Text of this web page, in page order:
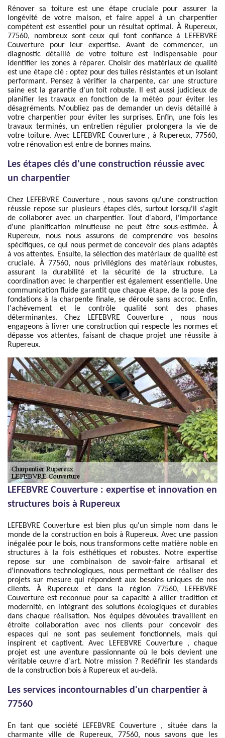
Rénover sa toiture est une étape cruciale pour assurer la
longévité de votre maison, et faire appel à un charpentier
compétent est essentiel pour un résultat optimal. À Rupereux,
77560, nombreux sont ceux qui font confiance à LEFEBVRE
Couverture pour leur expertise. Avant de commencer, un
diagnostic détaillé de votre toiture est indispensable pour
identifier les zones à réparer. Choisir des matériaux de qualité
est une étape clé : optez pour des tuiles résistantes et un isolant
performant. Pensez à vérifier la charpente, car une structure
saine est la garantie d'un toit robuste. Il est aussi judicieux de
planifier les travaux en fonction de la météo pour éviter les
désagréments. N'oubliez pas de demander un devis détaillé à
votre charpentier pour éviter les surprises. Enfin, une fois les
travaux terminés, un entretien régulier prolongera la vie de
votre toiture. Avec LEFEBVRE Couverture , à Rupereux, 77560,
votre rénovation est entre de bonnes mains.
Les étapes clés d'une construction réussie avec
un charpentier
Chez LEFEBVRE Couverture , nous savons qu'une construction
réussie repose sur plusieurs étapes clés, surtout lorsqu'il s'agit
de collaborer avec un charpentier. Tout d'abord, l'importance
d'une planification minutieuse ne peut être sous-estimée. À
Rupereux, nous nous assurons de comprendre vos besoins
spécifiques, ce qui nous permet de concevoir des plans adaptés
à vos attentes. Ensuite, la sélection des matériaux de qualité est
cruciale. À 77560, nous privilégions des matériaux robustes,
assurant la durabilité et la sécurité de la structure. La
coordination avec le charpentier est également essentielle. Une
communication fluide garantit que chaque étape, de la pose des
fondations à la charpente finale, se déroule sans accroc. Enfin,
l'achèvement et le contrôle qualité sont des phases
déterminantes. Chez LEFEBVRE Couverture , nous nous
engageons à livrer une construction qui respecte les normes et
dépasse vos attentes, faisant de chaque projet une réussite à
Rupereux.
LEFEBVRE Couverture : expertise et innovation en
structures bois à Rupereux
LEFEBVRE Couverture est bien plus qu'un simple nom dans le
monde de la construction en bois à Rupereux. Avec une passion
inégalée pour le bois, nous transformons cette matière noble en
structures à la fois esthétiques et robustes. Notre expertise
repose sur une combinaison de savoir-faire artisanal et
d'innovations technologiques, nous permettant de réaliser des
projets sur mesure qui répondent aux besoins uniques de nos
clients. À Rupereux et dans la région 77560, LEFEBVRE
Couverture est reconnue pour sa capacité à allier tradition et
modernité, en intégrant des solutions écologiques et durables
dans chaque réalisation. Nos équipes dévouées travaillent en
étroite collaboration avec nos clients pour concevoir des
espaces qui ne sont pas seulement fonctionnels, mais qui
inspirent et captivent. Avec LEFEBVRE Couverture , chaque
projet est une aventure passionnante où le bois devient une
véritable œuvre d'art. Notre mission ? Redéfinir les standards
de la construction bois à Rupereux et au-delà.
Les services incontournables d'un charpentier à
77560
En tant que société LEFEBVRE Couverture , située dans la
charmante ville de Rupereux, 77560, nous savons que les